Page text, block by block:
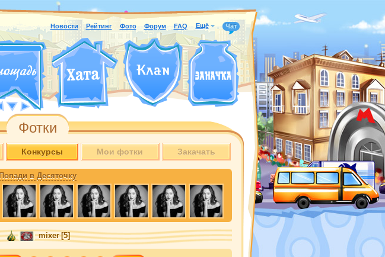
Новости Рейтинг Фото Форум FAQ Ещё Чат
Фотки
Конкурсы Мои фотки Закачать
Попади в Десяточку
mixer [5]